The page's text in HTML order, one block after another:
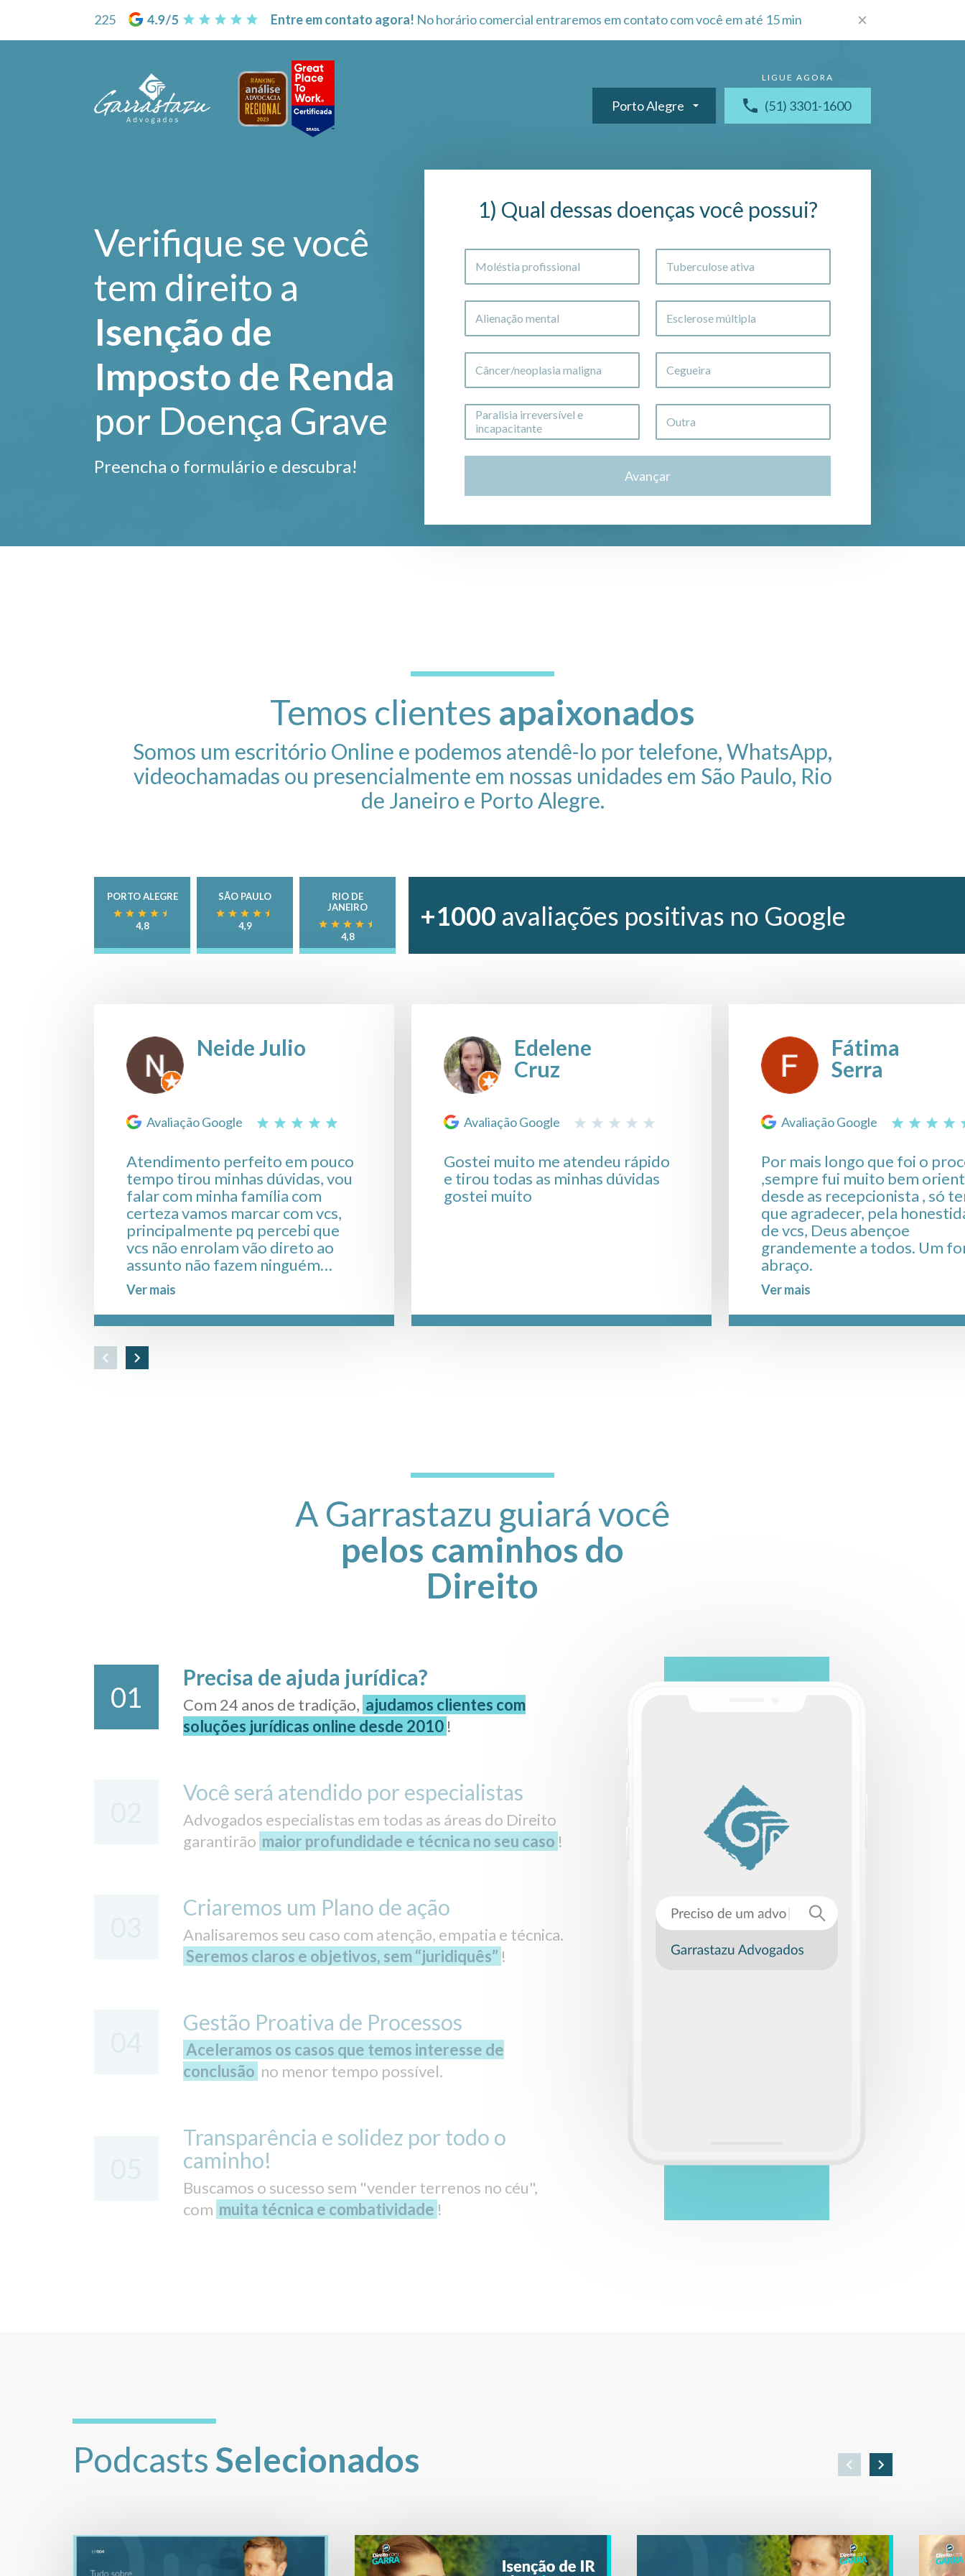
225 Entre em contato agora! No horário comercial entraremos em contato com você em até 15 min
Porto Alegre (51) 3301-1600
Verifique se você
tem direito a
Isenção de
Imposto de Renda
por Doença Grave
Preencha o formulário e descubra!
1) Qual dessas doenças você possui?
Moléstia profissional Tuberculose ativa
Alienação mental Esclerose múltipla
Câncer/neoplasia maligna Cegueira
Paralisia irreversível e
incapacitante
Outra
Avançar
Temos clientes apaixonados
Somos um escritório Online e podemos atendê-lo por telefone, WhatsApp,
videochamadas ou presencialmente em nossas unidades em São Paulo, Rio
de Janeiro e Porto Alegre.
PORTO ALEGRE
4,8
SÃO PAULO
4,9
RIO DE
JANEIRO
4,8
+1000 avaliações positivas no Google
Neide Julio
Avaliação Google
Atendimento perfeito em pouco
tempo tirou minhas dúvidas, vou
falar com minha família com
certeza vamos marcar com vcs,
principalmente pq percebi que
vcs não enrolam vão direto ao
assunto não fazem ninguém
perder tempo, falei com outras
pessoas alguns até agora nem me
respondeu, e vcs não enrolam
ATENDIMENTO
Ver mais
Edelene
Cruz
Avaliação Google
Gostei muito me atendeu rápido
e tirou todas as minhas dúvidas
gostei muito
Fátima
Serra
Avaliação Google
Por mais longo que foi o
,sempre fui muito bem
desde as recepcionista , só
que agradecer, pela
de vcs, Deus abençoe
grandemente a todos. Um
abraço.
Ver mais
A Garrastazu guiará você
pelos caminhos do
Direito
01
Precisa de ajuda jurídica?
Com 24 anos de tradição, ajudamos clientes com
soluções jurídicas online desde 2010 !
Você será atendido por especialistas
Advogados especialistas em todas as áreas do Direito
garantirão maior profundidade e técnica no seu caso !
Criaremos um Plano de ação
Analisaremos seu caso com atenção, empatia e técnica.
Seremos claros e objetivos, sem “juridiquês” !
Gestão Proativa de Processos
Aceleramos os casos que temos interesse de
conclusão no menor tempo possível.
Transparência e solidez por todo o
caminho!
Buscamos o sucesso sem "vender terrenos no céu",
com muita técnica e combatividade !
PodcastsSelecionados